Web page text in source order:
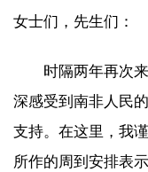
女士们，先生们：
时隔两年再次
深感受到南非人民
支持。在这里，我
所作的周到安排表